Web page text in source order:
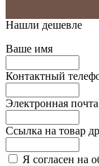
Нашли дешевле
Ваше имя
Контактный
Электронная почта
Ссылка на товар
Я согласен на